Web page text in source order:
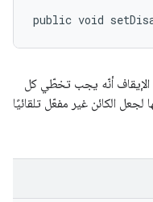
public void
الإيقاف أنّه يجب تخطّي كل
الكائن غير مفعّل تلقائيًا